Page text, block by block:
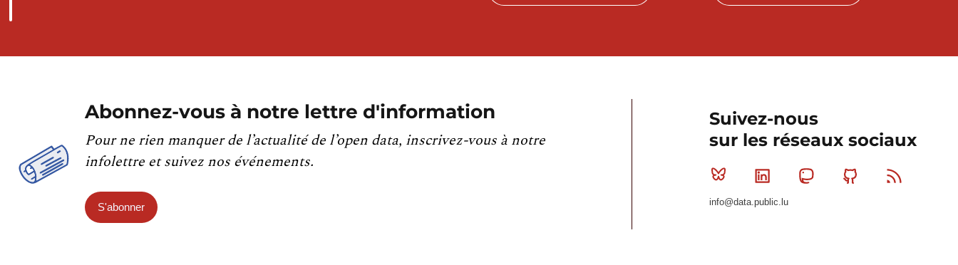
Abonnez-vous à notre lettre d'information
Pour ne rien manquer de l’actualité de l’open data, inscrivez-vous à notre
infolettre et suivez nos événements.
S'abonner
Suivez-nous
sur les réseaux sociaux
Bluesky Linkedin MastodonGithub
info@data.public.lu